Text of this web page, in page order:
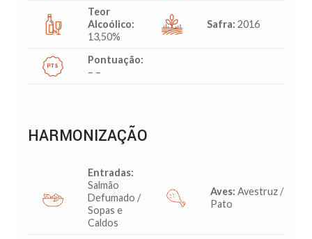
Teor
Alcoólico:
13,50%
Safra: 2016
Pontuação:
– –
HARMONIZAÇÃO
Entradas:
Salmão
Defumado /
Sopas e
Caldos
Aves: Avestruz /
Pato